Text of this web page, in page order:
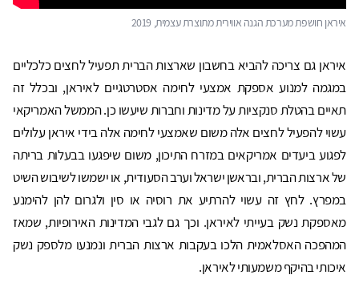
איראן חושפת מערכת הגנה אווירית מתוצרת עצמית, 2019
איראן גם צריכה להביא בחשבון שארצות הברית תפעיל לחצים כלכליים
במגמה למנוע אספקת אמצעי לחימה אסטרטגיים לאיראן, ובכלל זה
תאיים בהטלת סנקציות על מדינות וחברות שיעשו כן. הממשל האמריקאי
עשוי להפעיל לחצים אלה משום שאמצעי לחימה אלה בידי איראן עלולים
לפגוע ביעדים אמריקאים במזרח התיכון, משום שיפגעו בבעלות בריתה
של ארצות הברית, ובראשן ישראל וערב הסעודית, או ישמשו לשיבוש השיט
במפרץ. לחץ זה עשוי להרתיע את רוסיה או סין ולגרום להן להימנע
מאספקת נשק בעייתי לאיראן. וכך גם לגבי המדינות האירופיות, שמאז
המהפכה האסלאמית הלכו בעקבות ארצות הברית ונמנעו מלספק נשק
איכותי בהיקף משמעותי לאיראן.